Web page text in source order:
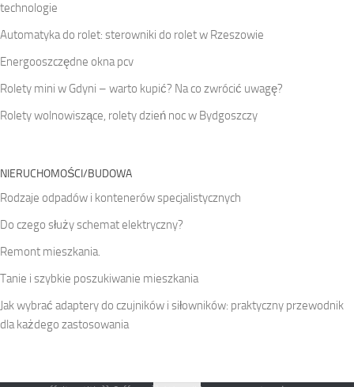
technologie
Automatyka do rolet: sterowniki do rolet w Rzeszowie
Energooszczędne okna pcv
Rolety mini w Gdyni – warto kupić? Na co zwrócić uwagę?
Rolety wolnowiszące, rolety dzień noc w Bydgoszczy
NIERUCHOMOŚCI/BUDOWA
Rodzaje odpadów i kontenerów specjalistycznych
Do czego służy schemat elektryczny?
Remont mieszkania.
Tanie i szybkie poszukiwanie mieszkania
Jak wybrać adaptery do czujników i siłowników: praktyczny przewodnik
dla każdego zastosowania